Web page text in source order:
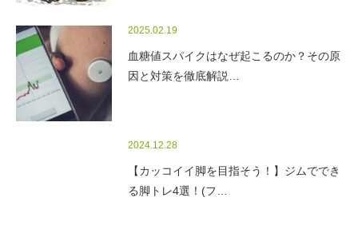
2025.02.19
血糖値スパイクはなぜ起こるのか？その原
因と対策を徹底解説…
2024.12.28
【カッコイイ脚を目指そう！】ジムででき
る脚トレ4選！(フ…